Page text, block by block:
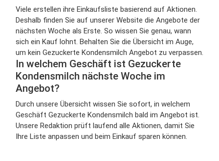
Viele erstellen ihre Einkaufsliste basierend auf Aktionen.
Deshalb finden Sie auf unserer Website die Angebote der
nächsten Woche als Erste. So wissen Sie genau, wann
sich ein Kauf lohnt. Behalten Sie die Übersicht im Auge,
um kein Gezuckerte Kondensmilch Angebot zu verpassen.
In welchem Geschäft ist Gezuckerte
Kondensmilch nächste Woche im
Angebot?
Durch unsere Übersicht wissen Sie sofort, in welchem
Geschäft Gezuckerte Kondensmilch bald im Angebot ist.
Unsere Redaktion prüft laufend alle Aktionen, damit Sie
Ihre Liste anpassen und beim Einkauf sparen können.